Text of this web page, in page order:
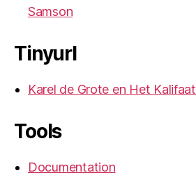
Samson
Tinyurl
Karel de Grote en Het Kalifaat
Tools
Documentation